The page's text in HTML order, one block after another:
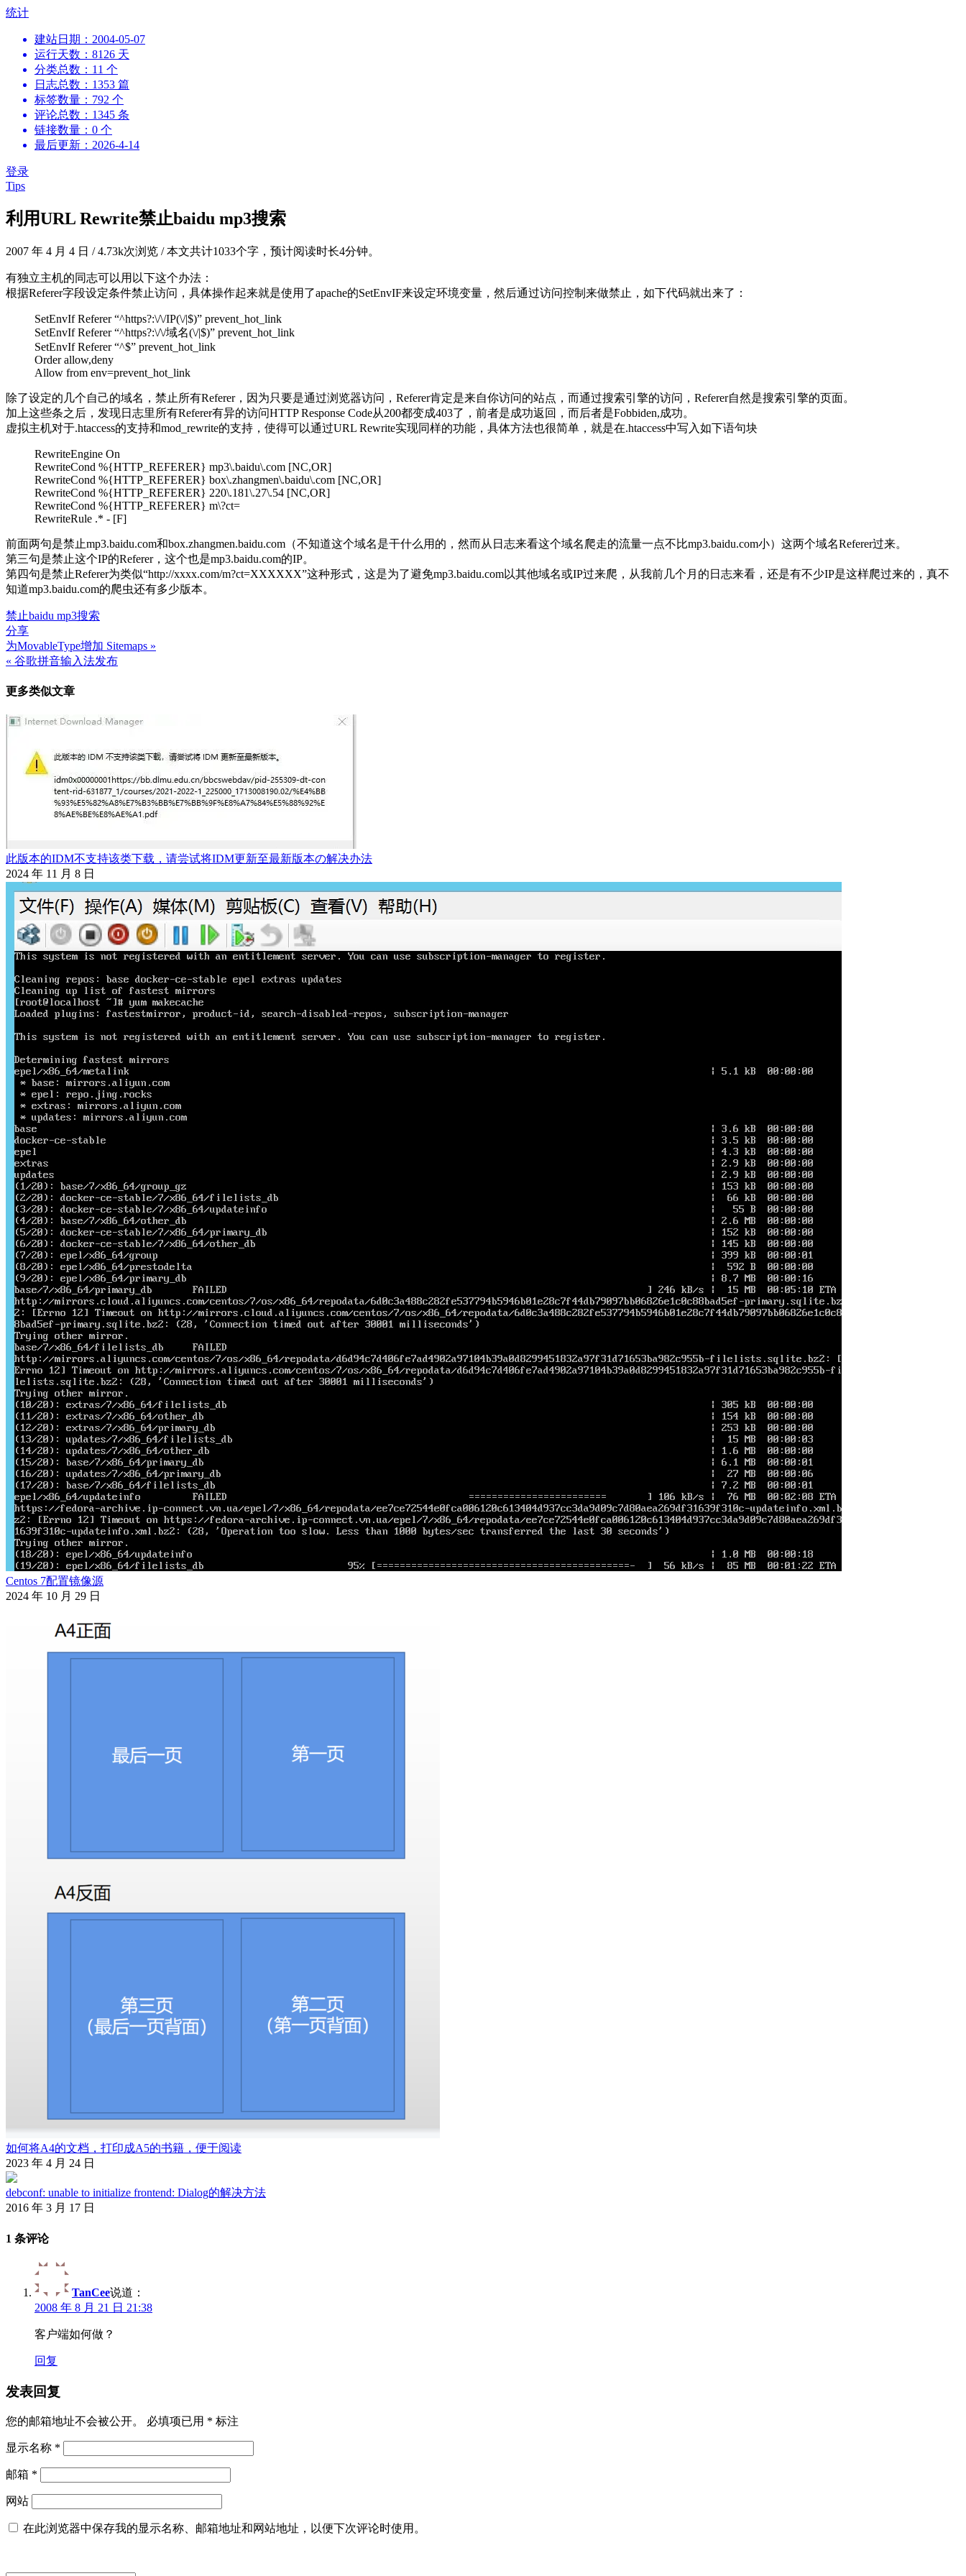
跳
统计
建站日期：2004-05-07
运行天数：8126 天
分类总数：11 个
日志总数：1353 篇
标签数量：792 个
评论总数：1345 条
链接数量：0 个
最后更新：2026-4-14
登录
Tips
利用URL Rewrite禁止baidu mp3搜索
2007 年 4 月 4 日 /4.73k次浏览 /本文共计1033个字，预计阅读时长4分钟。
有独立主机的同志可以用以下这个办法：
根据Referer字段设定条件禁止访问，具体操作起来就是使用了apache的SetEnvIF来设定环境变量，然后通过访问控制来做禁止，如下代码就出来了：
SetEnvIf Referer “^https?:\/\/IP(\/|$)” prevent_hot_link
SetEnvIf Referer “^https?:\/\/域名(\/|$)” prevent_hot_link
SetEnvIf Referer “^$” prevent_hot_link
Order allow,deny
Allow from env=prevent_hot_link
除了设定的几个自己的域名，禁止所有Referer，因为只要是通过浏览器访问，Referer肯定是来自你访问的站点，而通过搜索引擎的访问，Referer自然是搜索引擎的页面。
加上这些条之后，发现日志里所有Referer有异的访问HTTP Response Code从200都变成403了，前者是成功返回，而后者是Fobbiden,成功。
虚拟主机对于.htaccess的支持和mod_rewrite的支持，使得可以通过URL Rewrite实现同样的功能，具体方法也很简单，就是在.htaccess中写入如下语句块
RewriteEngine On
RewriteCond %{HTTP_REFERER} mp3\.baidu\.com [NC,OR]
RewriteCond %{HTTP_REFERER} box\.zhangmen\.baidu\.com [NC,OR]
RewriteCond %{HTTP_REFERER} 220\.181\.27\.54 [NC,OR]
RewriteCond %{HTTP_REFERER} m\?ct=
RewriteRule .* - [F]
前面两句是禁止mp3.baidu.com和box.zhangmen.baidu.com（不知道这个域名是干什么用的，然而从日志来看这个域名爬走的流量一点不比mp3.baidu.com小）这两个域名Referer过来。
第三句是禁止这个IP的Referer，这个也是mp3.baidu.com的IP。
第四句是禁止Referer为类似“http://xxxx.com/m?ct=XXXXXX”这种形式，这是为了避免mp3.baidu.com以其他域名或IP过来爬，从我前几个月的日志来看，还是有不少IP是这样爬过来的，真不
知道mp3.baidu.com的爬虫还有多少版本。
禁止baidu mp3搜索
分享
文
章
导
航
为MovableType增加 Sitemaps »
« 谷歌拼音输入法发布
更多类似文章
此版本的IDM不支持该类下载，请尝试将IDM更新至最新版本の解决办法
2024 年 11 月 8 日
Centos 7配置镜像源
2024 年 10 月 29 日
如何将A4的文档，打印成A5的书籍，便于阅读
2023 年 4 月 24 日
debconf: unable to initialize frontend: Dialog的解决方法
2016 年 3 月 17 日
1 条评论
TanCee说道：
2008 年 8 月 21 日 21:38
客户端如何做？
回复
发表回复
您的邮箱地址不会被公开。 必填项已用 * 标注
显示名称 *
邮箱 *
网站
在此浏览器中保存我的显示名称、邮箱地址和网站地址，以便下次评论时使用。